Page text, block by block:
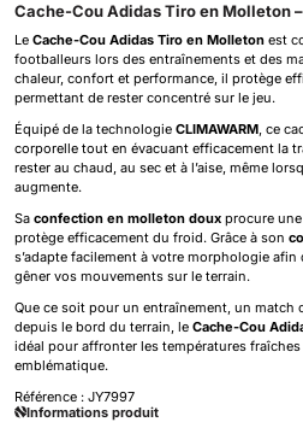
Cache-Cou Adidas Tiro en Molleton
Le Cache-Cou Adidas Tiro en Molleton est
footballeurs lors des entraînements et des
chaleur, confort et performance, il protège
permettant de rester concentré sur le jeu.
Équipé de la technologie CLIMAWARM, ce
corporelle tout en évacuant efficacement la
rester au chaud, au sec et à l’aise, même
augmente.
Sa confection en molleton doux procure
protège efficacement du froid. Grâce à son
s’adapte facilement à votre morphologie
gêner vos mouvements sur le terrain.
Que ce soit pour un entraînement, un
depuis le bord du terrain, le Cache-Cou
idéal pour affronter les températures
emblématique.
Référence : JY7997
Informations produit